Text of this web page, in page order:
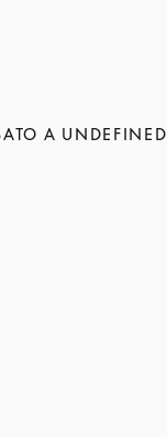
A UNDEFINED